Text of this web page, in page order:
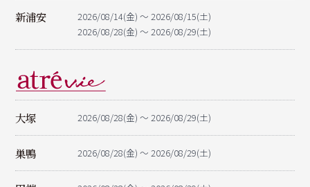
新浦安
2026/08/14(金) ～ 2026/08/15(土)
2026/08/28(金) ～ 2026/08/29(土)
大塚 2026/08/28(金) ～ 2026/08/29(土)
巣鴨 2026/08/28(金) ～ 2026/08/29(土)